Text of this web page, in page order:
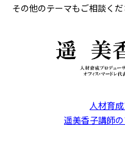
その他のテーマもご相談くだ
人材育
遥美香子講師